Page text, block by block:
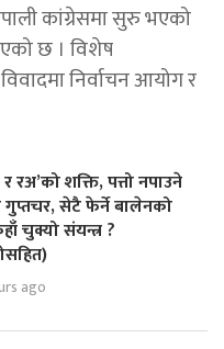
कांग्रेसमा सुरु भएको
छ । विशेष
निर्वाचन आयोग र
रअ’को शक्ति, पत्तो नपाउने
सेटै फेर्ने बालेनको
चुक्यो संयन्त्र ?
ago